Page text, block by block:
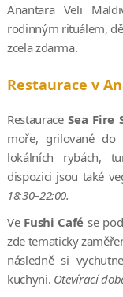
Anantara Veli
rodinným rituálem,
zcela zdarma.
Restaurace v
RestauraceSea Fire
moře, grilované do
lokálních rybách,
dispozici jsou také
18:30–22:00.
Ve Fushi Café se
zde tematicky
následně si
kuchyni. Otevírací